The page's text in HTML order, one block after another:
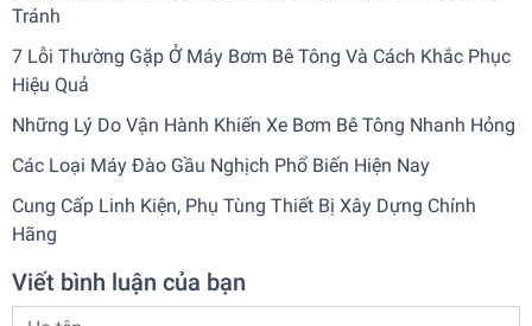
Tránh
7 Lỗi Thường Gặp Ở Máy Bơm Bê Tông Và Cách Khắc Phục
Hiệu Quả
Những Lý Do Vận Hành Khiến Xe Bơm Bê Tông Nhanh Hỏng
Các Loại Máy Đào Gầu Nghịch Phổ Biến Hiện Nay
Cung Cấp Linh Kiện, Phụ Tùng Thiết Bị Xây Dựng Chính
Hãng
Viết bình luận của bạn